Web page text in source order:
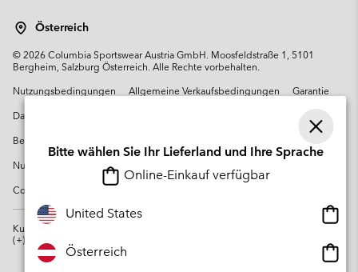
Österreich
© 2026Columbia Sportswear Austria GmbH. Moosfeldstraße 1, 5101
Bergheim, Salzburg Österreich. Alle Rechte vorbehalten.
Nutzungsbedingungen
Allgemeine Verkaufsbedingungen
Garantie
Datenschutzerklärung
Bestimmungen und Bedingungen des Mitglieder Programms
Nutzungsbedingungen Für Nutzergenerierte Inhalte
Cookies
Kundenservice: Mo- Fr. 9:00 - 13:00 & 14:00- 18:00 Uhr
(+)43720880525
Bitte wählen Sie Ihr Lieferland und Ihre Sprache
Online-Einkauf verfügbar
United States
Österreich